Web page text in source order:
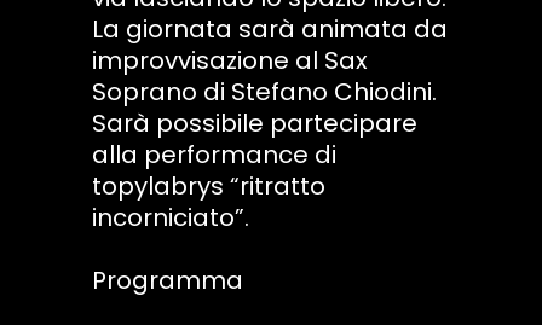
La giornata sarà animata da
improvvisazione al Sax
Soprano di Stefano Chiodini.
Sarà possibile partecipare
alla performance di
topylabrys “ritratto
incorniciato”.
Programma